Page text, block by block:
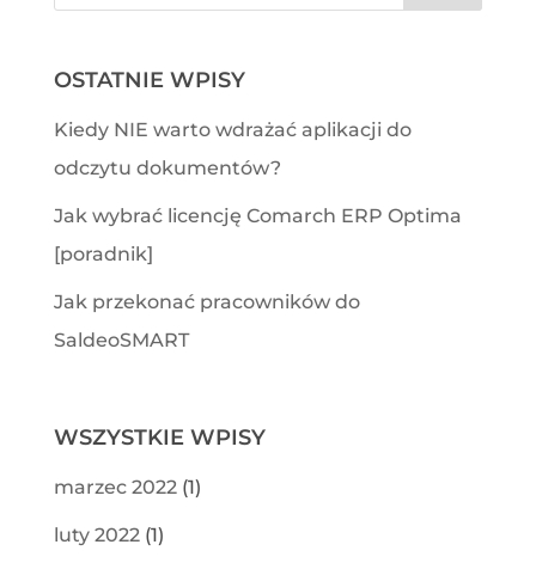
OSTATNIE WPISY
Kiedy NIE warto wdrażać aplikacji do
odczytu dokumentów?
Jak wybrać licencję Comarch ERP Optima
[poradnik]
Jak przekonać pracowników do
SaldeoSMART
WSZYSTKIE WPISY
marzec 2022(1)
luty 2022(1)